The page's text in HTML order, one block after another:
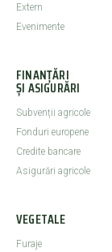
Extern
Evenimente
FINANȚĂRI
ȘI ASIGURĂRI
Subvenții agricole
Fonduri europene
Credite bancare
Asigurări agricole
VEGETALE
Furaje